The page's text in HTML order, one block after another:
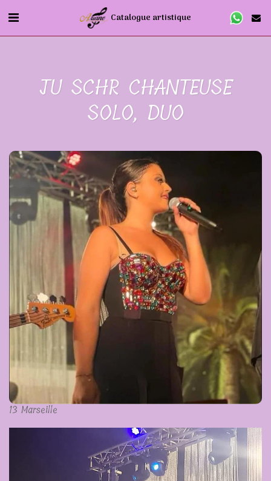
Catalogue artistique
JU SCHR CHANTEUSE
SOLO, DUO
13 Marseille